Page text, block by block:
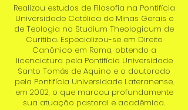
Realizou estudos de Filosofia na Pontifícia
Universidade Católica de Minas Gerais e
de Teologia no Studium Theologicum de
Curitiba. Especializou-se em Direito
Canônico em Roma, obtendo a
licenciatura pela Pontifícia Universidade
Santo Tomás de Aquino e o doutorado
pela Pontifícia Universidade Lateranense,
em 2002, o que marcou profundamente
sua atuação pastoral e acadêmica.